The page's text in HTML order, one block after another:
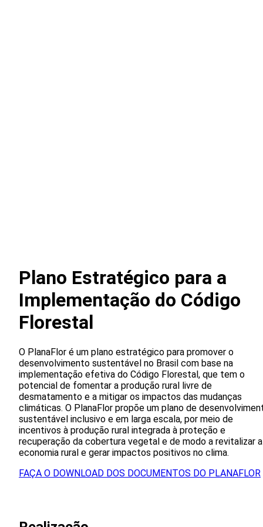
Plano Estratégico para a
Implementação do Código
Florestal
O PlanaFlor é um plano estratégico para promover o
desenvolvimento sustentável no Brasil com base na
implementação efetiva do Código Florestal, que tem o
potencial de fomentar a produção rural livre de
desmatamento e a mitigar os impactos das mudanças
climáticas. O PlanaFlor propõe um plano de
sustentável inclusivo e em larga escala, por meio de
incentivos à produção rural integrada à proteção e
recuperação da cobertura vegetal e de modo a revitalizar a
economia rural e gerar impactos positivos no clima.
FAÇA O DOWNLOAD DOS DOCUMENTOS DO PLANAFLOR